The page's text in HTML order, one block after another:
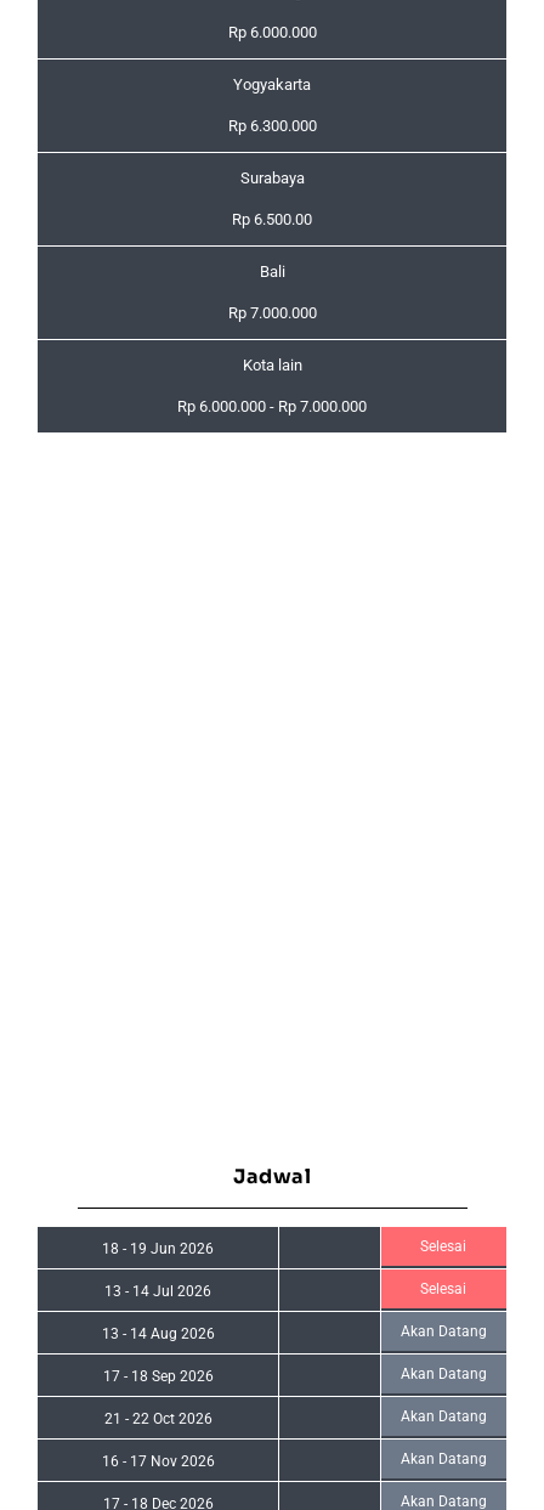
Rp 6.000.000
Yogyakarta
Rp 6.300.000
Surabaya
Rp 6.500.00
Bali
Rp 7.000.000
Kota lain
Rp 6.000.000 - Rp 7.000.000
Jadwal
18 - 19 Jun 2026 Selesai
13 - 14 Jul 2026 Selesai
13 - 14 Aug 2026 Akan Datang
17 - 18 Sep 2026 Akan Datang
21 - 22 Oct 2026 Akan Datang
16 - 17 Nov 2026 Akan Datang
17 - 18 Dec 2026 Akan Datang